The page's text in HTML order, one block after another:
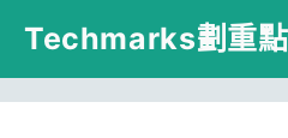
跳
主
Techmarks劃重點